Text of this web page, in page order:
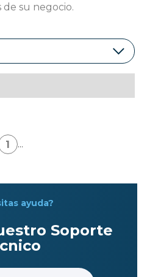
de su negocio.
1 ...
ayuda?
Soporte